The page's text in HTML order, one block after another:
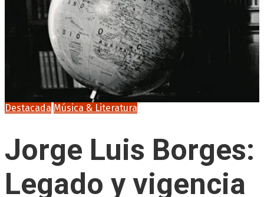
Destacada Música & Literatura
Jorge Luis Borges:
Legado y vigencia